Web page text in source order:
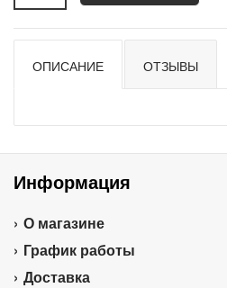
ОПИСАНИЕ ОТЗЫВЫ
Информация
О магазине
График работы
Доставка